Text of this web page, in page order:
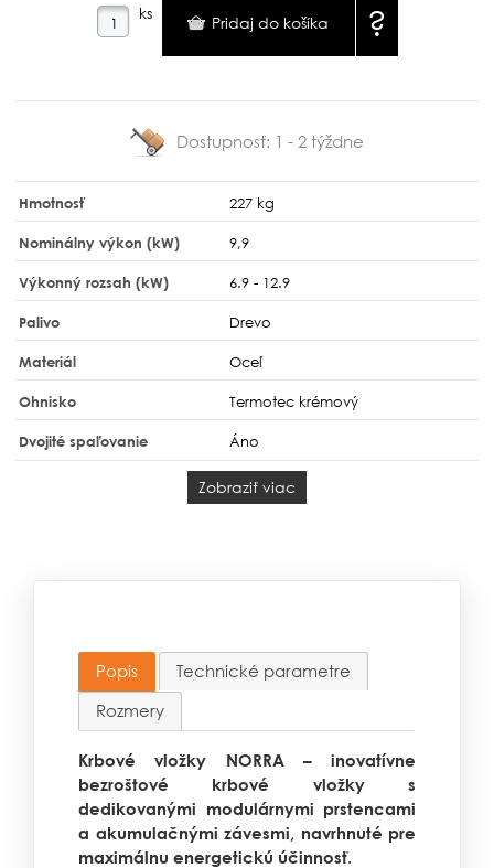
ks ?
Dostupnosť: 1 - 2 týždne
Hmotnosť 227 kg
Nominálny výkon (kW) 9,9
Výkonný rozsah (kW) 6.9 - 12.9
Palivo Drevo
Materiál Oceľ
Ohnisko Termotec krémový
Dvojité spaľovanie Áno
Zobraziť viac
Popis
Technické parametre
Rozmery
Krbové vložky NORRA – inovatívne
bezroštové krbové vložky s
dedikovanými modulárnymi prstencami
a akumulačnými závesmi, navrhnuté pre
maximálnu energetickú účinnosť.